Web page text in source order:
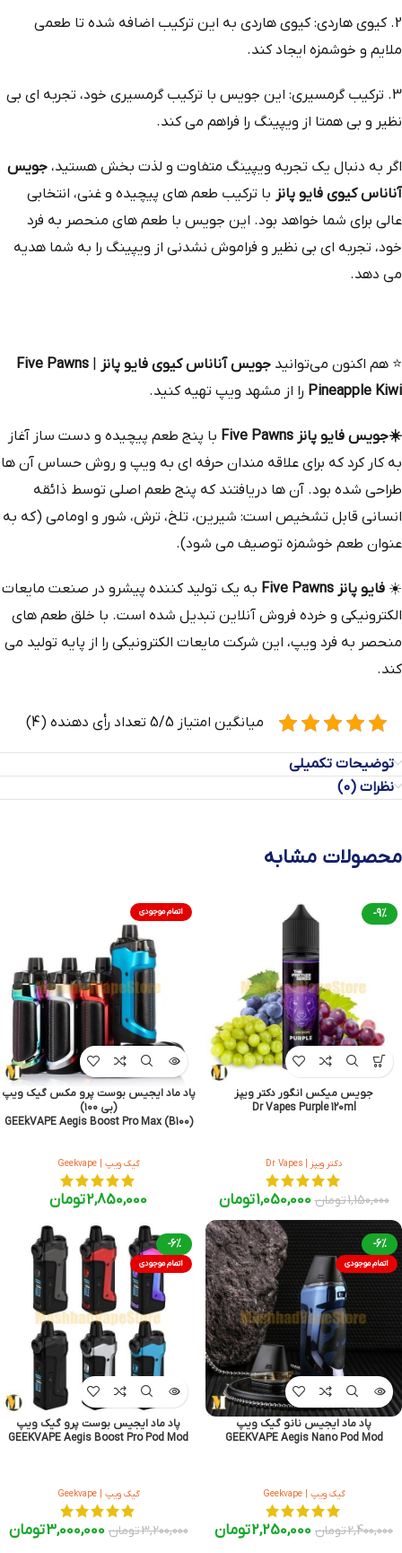
2. کیوی هاردی: کیوی هاردی به این ترکیب اضافه شده تا طعمی
ملایم و خوشمزه ایجاد کند.
3. ترکیب گرمسیری: این جویس با ترکیب گرمسیری خود، تجربه‌ ای بی‌
نظیر و بی‌ همتا از ویپینگ را فراهم می‌ کند.
اگر به دنبال یک تجربه ویپینگ متفاوت و لذت‌ بخش هستید، جویس
آناناس کیوی فایو پانز با ترکیب طعم‌ های پیچیده و غنی، انتخابی
عالی برای شما خواهد بود. این جویس با طعم‌ های منحصر به فرد
خود، تجربه‌ ای بی‌ نظیر و فراموش‌ نشدنی از ویپینگ را به شما هدیه
می‌ دهد.
⭐ هم‌ اکنون می‌توانید جویس آناناس کیوی فایو پانز
Five Pawns
Pineapple Kiwi را از مشهد ویپ تهیه کنید.
☀️جویس فایو پانز Five Pawns
با پنج طعم پیچیده و دست‌ ساز آغاز
به کار کرد که برای علاقه‌ مندان حرفه‌ ای به ویپ و روش حساس آن‌ ها
طراحی شده بود. آن‌ ها دریافتند که پنج طعم اصلی توسط ذائقه
انسانی قابل تشخیص است: شیرین، تلخ، ترش، شور و اومامی (که به
عنوان طعم خوشمزه توصیف می‌ شود).
☀️ فایو پانز Five Pawns
به یک تولید کننده پیشرو در صنعت مایعات
الکترونیکی و خرده‌ فروش آنلاین تبدیل شده است. با خلق طعم‌ های
منحصر به فرد ویپ، این شرکت مایعات الکترونیکی را از پایه تولید می‌
کند.
میانگین امتیاز 5/5 تعداد رأی دهنده (4)
توضیحات تکمیلی
نظرات (0)
محصولات مشابه
-9%
جویس میکس انگور دکتر ویپز
Dr Vapes Purple 120ml
دکتر ویپز | Dr Vapes
1,150,000تومان 1,050,000تومان
اتمام موجودی
پاد ماد ایجیس بوست پرو مکس گیک ویپ
(بی ۱۰۰)
GEEkVAPE Aegis Boost Pro Max (B100)
گیک ویپ | Geekvape
2,850,000تومان
-6%
اتمام موجودی
پاد ماد ایجیس نانو گیک ویپ
GEEKVAPE Aegis Nano Pod Mod
گیک ویپ | Geekvape
2,400,000تومان 2,250,000تومان
-6%
اتمام موجودی
پاد ماد ایجیس بوست پرو گیک ویپ
GEEKVAPE Aegis Boost Pro Pod Mod
گیک ویپ | Geekvape
3,200,000تومان 3,000,000تومان